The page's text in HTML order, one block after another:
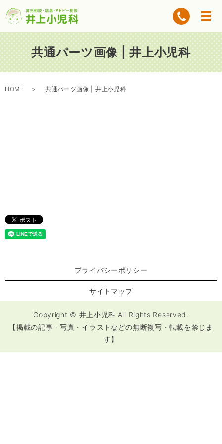
共通パーツ画像 | 井上小児科
HOME 共通パーツ画像 | 井上小児科
プライバシーポリシー
サイトマップ
Copyright © 井上小児科 All Rights Reserved.
【掲載の記事・写真・イラストなどの無断複写・転載を禁じま
す】